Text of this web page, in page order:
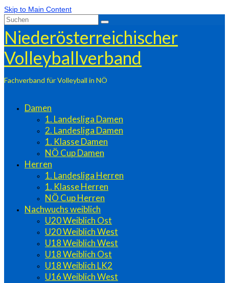
Skip to Main Content
Suchen
nach:
Niederösterreichischer
Volleyballverband
Fachverband für Volleyball in NÖ
Damen
1. Landesliga Damen
2. Landesliga Damen
1. Klasse Damen
NÖ Cup Damen
Herren
1. Landesliga Herren
1. Klasse Herren
NÖ Cup Herren
Nachwuchs weiblich
U20 Weiblich Ost
U20 Weiblich West
U18 Weiblich West
U18 Weiblich Ost
U18 Weiblich LK2
U16 Weiblich West